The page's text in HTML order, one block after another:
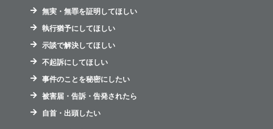
無実・無罪を証明してほしい
執行猶予にしてほしい
示談で解決してほしい
不起訴にしてほしい
事件のことを秘密にしたい
被害届・告訴・告発されたら
自首・出頭したい